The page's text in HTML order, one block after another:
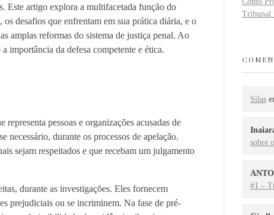
Este artigo explora a multifacetada função do
desafios que enfrentam em sua prática diária, e o
amplas reformas do sistema de justiça penal. Ao
importância da defesa competente e ética.
pessoas e organizações acusadas de
necessário, durante os processos de apelação.
sejam respeitados e que recebam um julgamento
durante as investigações. Eles fornecem
prejudiciais ou se incriminem. Na fase de pré-
Tribunal:
Silas
sobre
#1 –